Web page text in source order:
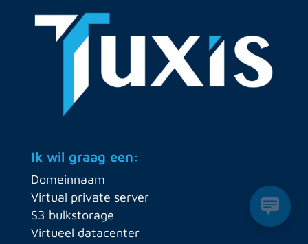
Ik wil graag een:
Domeinnaam
Virtual private server
S3 bulkstorage
Virtueel datacenter